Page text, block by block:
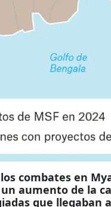
combates en
aumento de la
que llegaban